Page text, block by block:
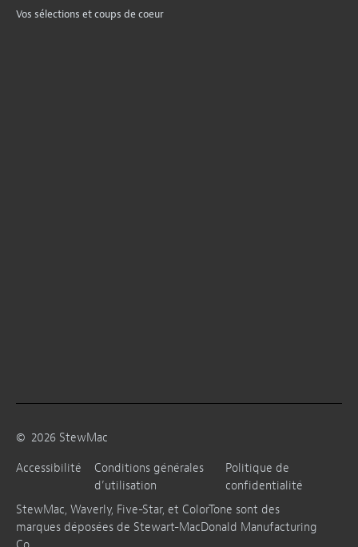
Vos sélections et coups de coeur
© 2026 StewMac
Accessibilité
Conditions générales
d’utilisation
Politique de
confidentialité
StewMac, Waverly, Five-Star, et ColorTone sont des
marques déposées de Stewart-MacDonald Manufacturing